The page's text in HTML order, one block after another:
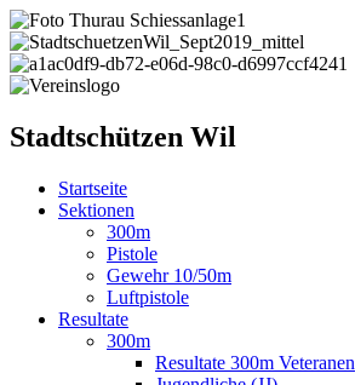
Stadtschützen Wil
Startseite
Sektionen
300m
Pistole
Gewehr 10/50m
Luftpistole
Resultate
300m
Resultate 300m Veteranen